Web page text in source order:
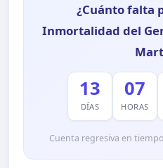
¿Cuánto falta
Inmortalidad del
13
DÍAS
07
HORAS
Cuenta regresiva en